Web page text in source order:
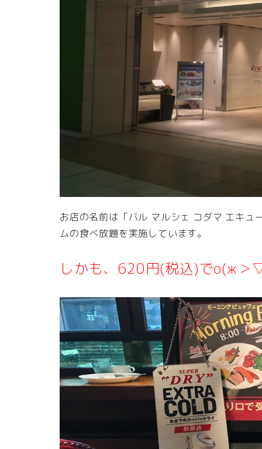
お店の名前は「バル マルシェ コダマ エキ
ムの食べ放題を実施しています。
しかも、620円(税込)でо(ж